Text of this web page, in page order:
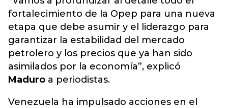
fortalecimiento de la Opep para una nueva
etapa que debe asumir y el liderazgo para
garantizar la estabilidad del mercado
petrolero y los precios que ya han sido
asimilados por la economía”, explicó
Maduro a periodistas.
Venezuela ha impulsado acciones en el